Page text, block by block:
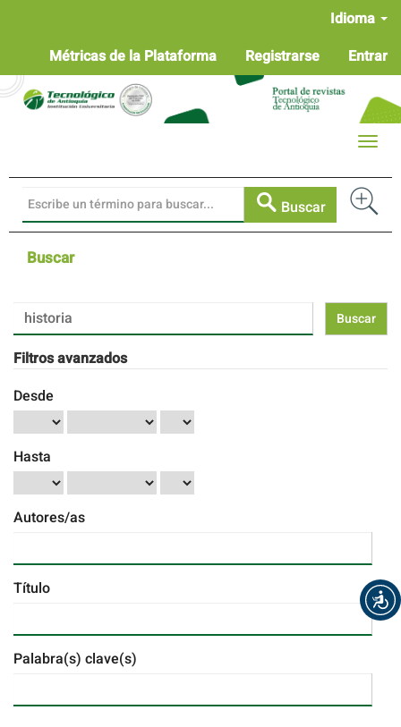
Contenido
principal
Barra
lateral
Idioma
Métricas de la Plataforma
Registrarse Entrar
Buscar
Toggle
Buscar
Buscar
artículos
por
Filtros avanzados
Desde
Hasta
Autores/as
Título
Palabra(s) clave(s)